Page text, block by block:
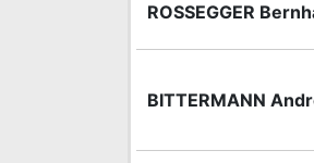
ROSSEGGER
BITTERMANN